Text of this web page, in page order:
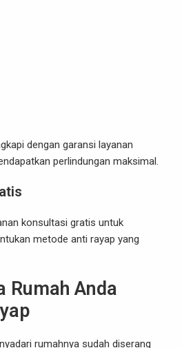
dengan garansi layanan
perlindungan maksimal.
konsultasi gratis untuk
metode anti rayap yang
Rumah Anda
rumahnya sudah diserang